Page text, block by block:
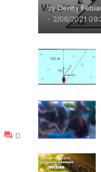
0
by Denny
- 2/06/2021